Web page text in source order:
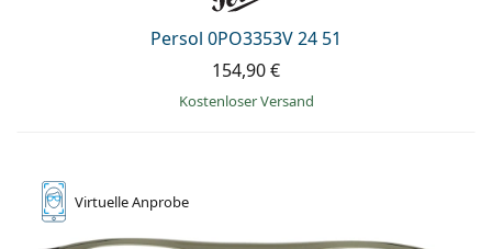
Persol 0PO3353V 24 51
154,90 €
Kostenloser Versand
VirtuelleAnprobe